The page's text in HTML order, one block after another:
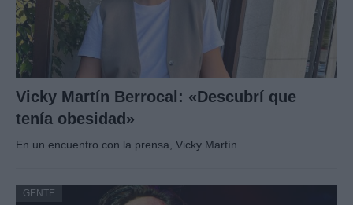
Vicky Martín Berrocal: «Descubrí que
tenía obesidad»
En un encuentro con la prensa, Vicky Martín…
GENTE